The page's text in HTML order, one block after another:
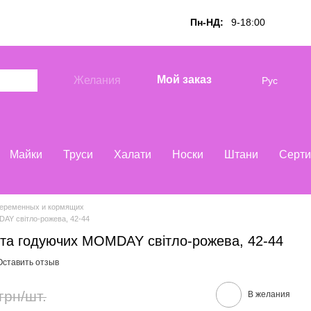
Пн-НД: 9-18:00
Желания Мой заказ Рус
Майки Труси Халати Носки Штани
и кормящих
світло-рожева, 42-44
годуючих MOMDAY світло-рожева, 42-44
отзыв
шт. В желания